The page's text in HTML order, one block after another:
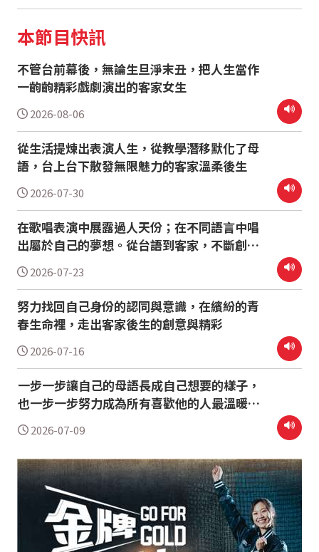
本節目快訊
不管台前幕後，無論生旦淨末丑，把人生當作
一齣齣精彩戲劇演出的客家女生
2026-08-06
從生活提煉出表演人生，從教學潛移默化了母
語，台上台下散發無限魅力的客家溫柔後生
2026-07-30
在歌唱表演中展露過人天份；在不同語言中唱
出屬於自己的夢想。從台語到客家，不斷創造
驚喜的寶藏女聲
2026-07-23
努力找回自己身份的認同與意識，在繽紛的青
春生命裡，走出客家後生的創意與精彩
2026-07-16
一步一步讓自己的母語長成自己想要的樣子，
也一步一步努力成為所有喜歡他的人最溫暖的
存在
2026-07-09